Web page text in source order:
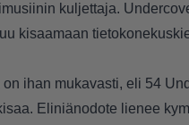
kuljettaja.
kisaamaan
ihan mukavasti, eli 54
Eliniänodote lienee